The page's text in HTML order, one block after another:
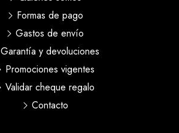
Formas de pago
Gastos de envío
Garantía y devoluciones
Promociones vigentes
Validar cheque regalo
Contacto